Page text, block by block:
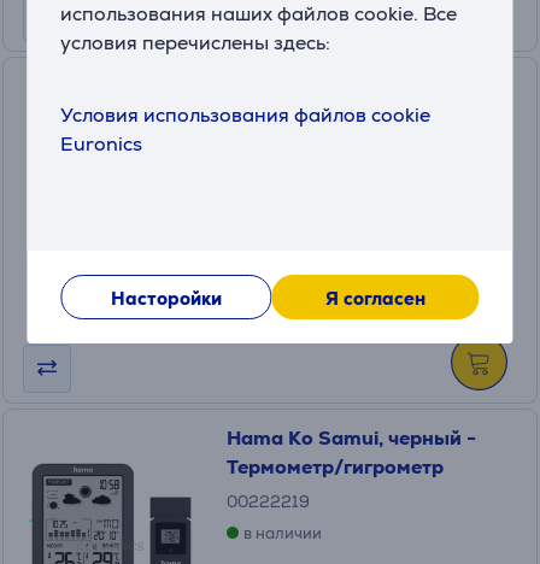
использования наших файлов cookie. Все
условия перечислены здесь:
Условия использования файлов cookie
Euronics
Насторойки Я согласен
Термометр/гигрометр
Hama Ko Samui, черный -
Термометр/гигрометр
00222219
в наличии